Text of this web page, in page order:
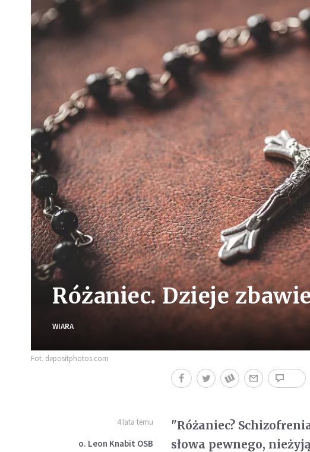
Różaniec. Dzieje
WIARA
Fot. depositphotos.com
4 lata temu
o. Leon Knabit OSB
"Różaniec?
słowa pewnego,